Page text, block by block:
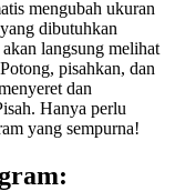
mengubah ukuran
dibutuhkan
langsung melihat
pisahkan, dan
dan
Hanya perlu
yang sempurna!